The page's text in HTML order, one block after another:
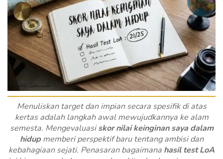
Menuliskan target dan impian secara spesifik di atas
kertas adalah langkah awal mewujudkannya ke alam
semesta. Mengevaluasiskor nilai keinginan saya dalam
hidupmemberi perspektif baru tentang ambisi dan
kebahagiaan sejati. Penasaran bagaimana hasil test LoA